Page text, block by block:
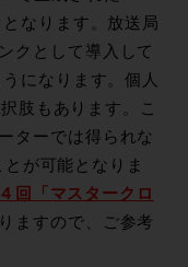
なります。放送局
クとして導入して
になります。個人
肢もあります。こ
ターでは得られな
が可能となりま
回「マスタークロ
ますので、ご参考